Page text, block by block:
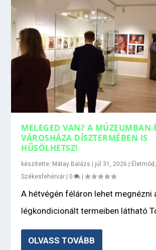
MELEGED VAN? A MÚZEUMBAN
VÁROSHÁZA DÍSZTERMÉBEN IS
HŰSÖLHETSZ!
készítette: Mátay Balázs | júl 31, 2026 | Életmód ,
Székesfehérvár | 0 |
A hétvégén féláron lehet megnézni
légkondicionált termeiben látható
OLVASS TOVÁBB